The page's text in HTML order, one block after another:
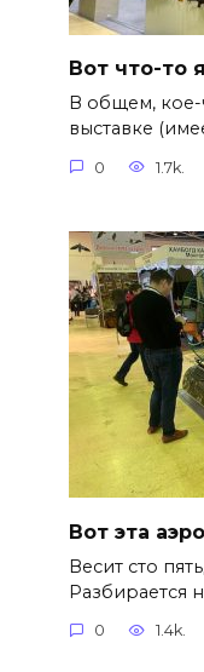
Вот что-то
В общем, кое-
выставке
0 1.7k.
Вот эта
Весит сто
Разбирается
0 1.4k.